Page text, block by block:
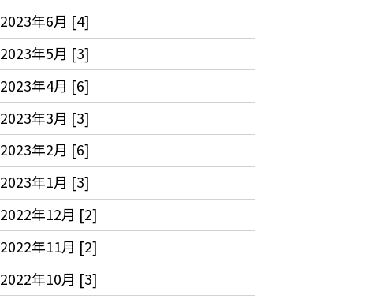
2023年6月 [4]
2023年5月 [3]
2023年4月 [6]
2023年3月 [3]
2023年2月 [6]
2023年1月 [3]
2022年12月 [2]
2022年11月 [2]
2022年10月 [3]